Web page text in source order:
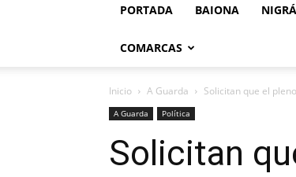
PORTADA BAIONA
COMARCAS
Inicio A Guarda Solicitan que el
A Guarda Política
Solicitan